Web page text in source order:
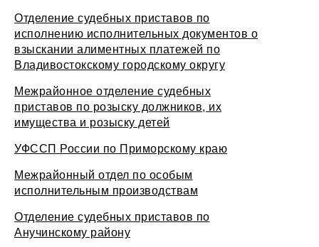
Отделение судебных приставов по
исполнению исполнительных документов о
взыскании алиментных платежей по
Владивостокскому городскому округу
Межрайонное отделение судебных
приставов по розыску должников, их
имущества и розыску детей
УФССП России по Приморскому краю
Межрайонный отдел по особым
исполнительным производствам
Отделение судебных приставов по
Анучинскому району